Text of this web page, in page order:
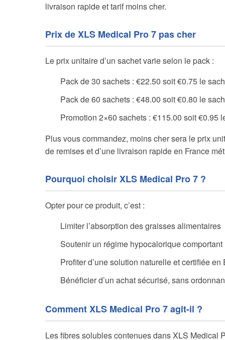
livraison rapide et tarif moins cher.
Prix de XLS Medical Pro 7 pas cher
Le prix unitaire d’un sachet varie selon le pack :
Pack de 30 sachets : €22.50 soit €0.75 le
Pack de 60 sachets : €48.00 soit €0.80 le
Promotion 2×60 sachets : €115.00 soit €0.95
Plus vous commandez, moins cher sera le prix
de remises et d’une livraison rapide en France
Pourquoi choisir XLS Medical Pro 7 ?
Opter pour ce produit, c’est :
Limiter l’absorption des graisses alimentaires
Soutenir un régime hypocalorique
Profiter d’une solution naturelle et certifiée en
Bénéficier d’un achat sécurisé, sans
Comment XLS Medical Pro 7 agit-il ?
Les fibres solubles contenues dans XLS Medical